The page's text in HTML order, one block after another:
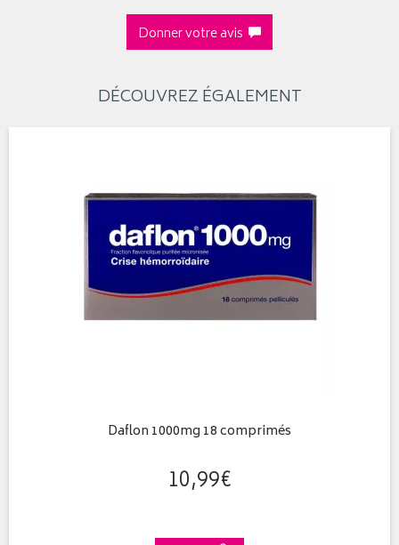
Donner votre avis
DÉCOUVREZ ÉGALEMENT
Daflon 1000mg 18 comprimés
10,99€